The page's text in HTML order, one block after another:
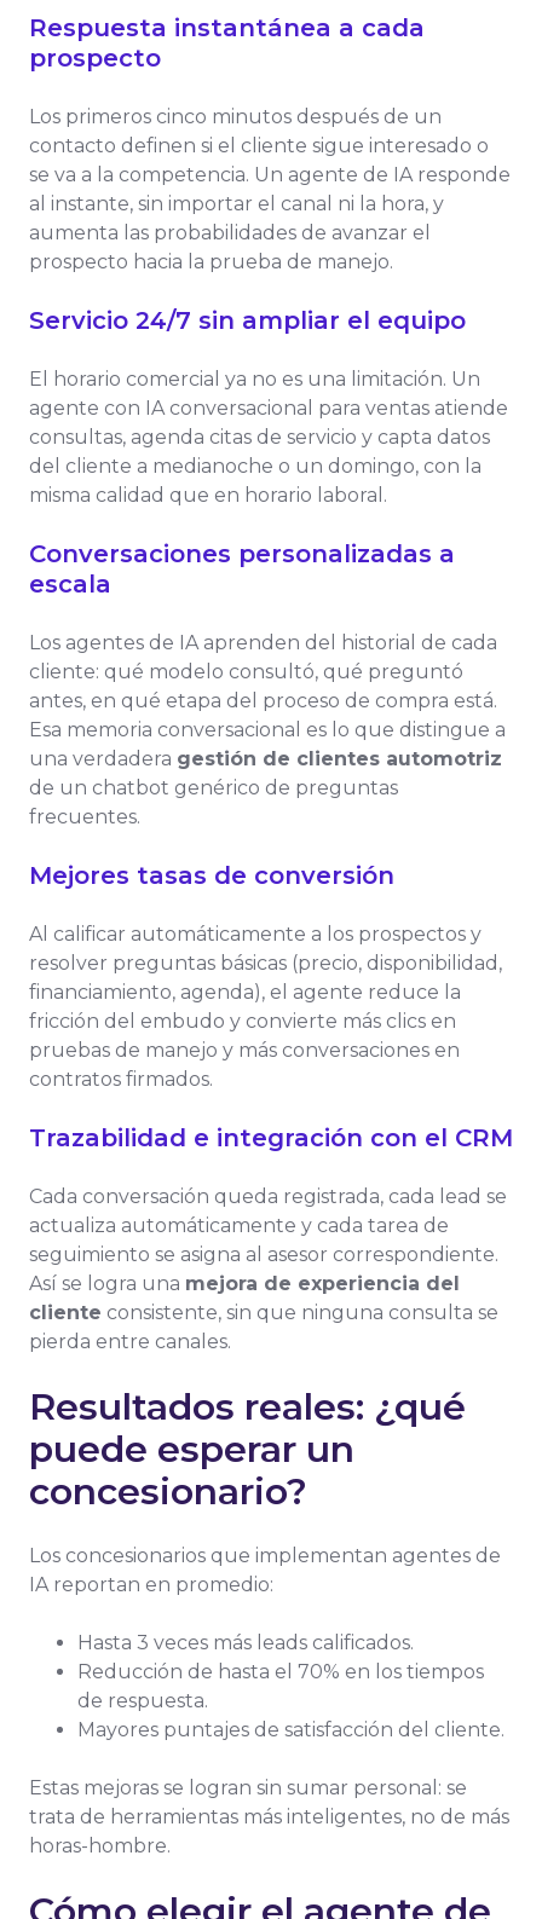
Respuesta instantánea a cada
prospecto
Los primeros cinco minutos después de un
contacto definen si el cliente sigue interesado o
se va a la competencia. Un agente de IA responde
al instante, sin importar el canal ni la hora, y
aumenta las probabilidades de avanzar el
prospecto hacia la prueba de manejo.
Servicio 24/7 sin ampliar el equipo
El horario comercial ya no es una limitación. Un
agente con IA conversacional para ventas atiende
consultas, agenda citas de servicio y capta datos
del cliente a medianoche o un domingo, con la
misma calidad que en horario laboral.
Conversaciones personalizadas a
escala
Los agentes de IA aprenden del historial de cada
cliente: qué modelo consultó, qué preguntó
antes, en qué etapa del proceso de compra está.
Esa memoria conversacional es lo que distingue a
una verdadera gestión de clientes automotriz
de un chatbot genérico de preguntas
frecuentes.
Mejores tasas de conversión
Al calificar automáticamente a los prospectos y
resolver preguntas básicas (precio, disponibilidad,
financiamiento, agenda), el agente reduce la
fricción del embudo y convierte más clics en
pruebas de manejo y más conversaciones en
contratos firmados.
Trazabilidad e integración con el CRM
Cada conversación queda registrada, cada lead se
actualiza automáticamente y cada tarea de
seguimiento se asigna al asesor correspondiente.
Así se logra una mejora de experiencia del
cliente consistente, sin que ninguna consulta se
pierda entre canales.
Resultados reales: ¿qué
puede esperar un
concesionario?
Los concesionarios que implementan agentes de
IA reportan en promedio:
Hasta 3 veces más leads calificados.
Reducción de hasta el 70% en los tiempos
de respuesta.
Mayores puntajes de satisfacción del cliente.
Estas mejoras se logran sin sumar personal: se
trata de herramientas más inteligentes, no de más
horas-hombre.